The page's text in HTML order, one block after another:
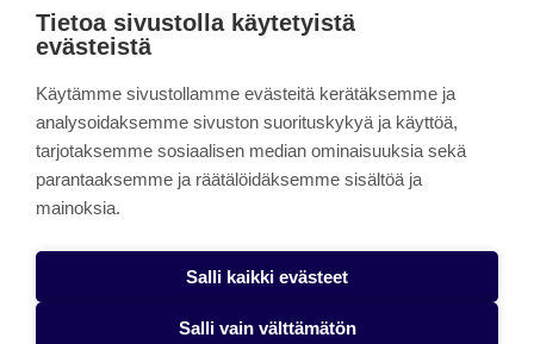
puh. +358 20 743 8100
fax. +358 14 449 9694
Tietoa sivustolla käytetyistä
evästeistä
Käytämme sivustollamme evästeitä kerätäksemme ja
analysoidaksemme sivuston suorituskykyä ja käyttöä,
tarjotaksemme sosiaalisen median ominaisuuksia sekä
parantaaksemme ja räätälöidäksemme sisältöä ja
mainoksia.
Salli kaikki evästeet
Salli vain välttämätön